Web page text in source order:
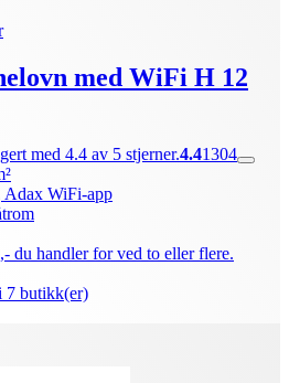
med WiFi H 12
med 4.4 av 5 stjerner.4.41304
Adax WiFi-app
du handler for ved to eller flere.
7 butikk(er)